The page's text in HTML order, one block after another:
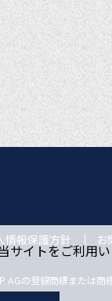
情報保護方針 お
の登録商標または商標
イトをご利用